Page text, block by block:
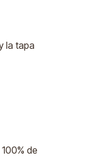
la tapa
de